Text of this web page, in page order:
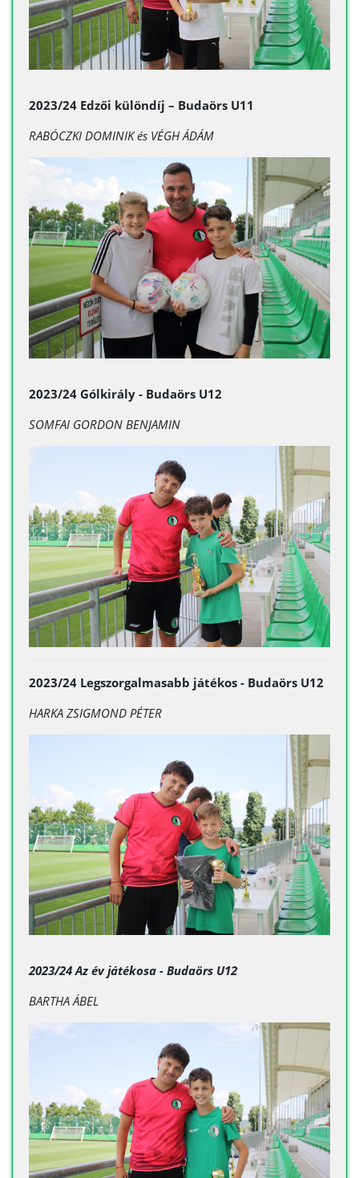
2023/24 Edzői különdíj – Budaörs U11
RABÓCZKI DOMINIK és VÉGH ÁDÁM
2023/24 Gólkirály - Budaörs U12
SOMFAI GORDON BENJAMIN
2023/24 Legszorgalmasabb játékos - Budaörs U12
HARKA ZSIGMOND PÉTER
2023/24 Az év játékosa - Budaörs U12
BARTHA ÁBEL